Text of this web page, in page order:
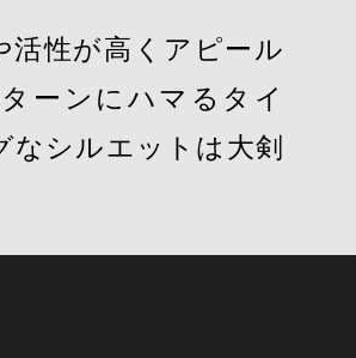
活性が高くアピール
ーンにハマるタイ
シルエットは大剣